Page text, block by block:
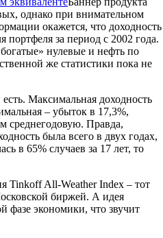
однако при внимательном
окажется, что доходность
портфеля за период с 2002 года.
нулевые и нефть по
же статистики пока не
Максимальная доходность
– убыток в 17,3%,
среднегодовую. Правда,
была всего в двух годах,
в 65% случаев за 17 лет, то
Tinkoff All-Weather Index – тот
биржей. А идея
фазе экономики, что звучит